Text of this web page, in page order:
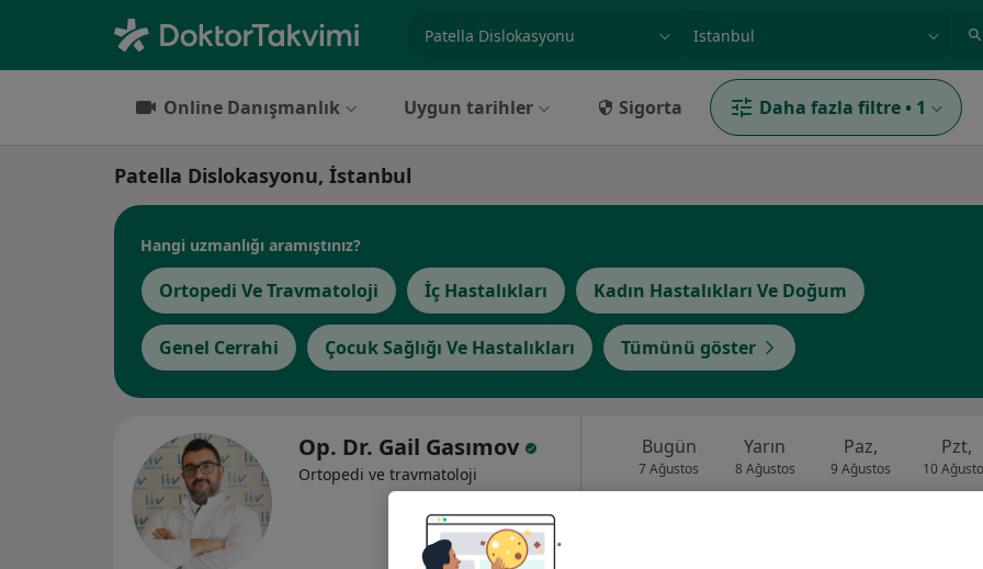
Online Danışmanlık Uygun tarihler Sigorta Daha fazla filtre • 1
Patella Dislokasyonu, İstanbul
Hangi uzmanlığı aramıştınız?
Ortopedi Ve Travmatoloji İç Hastalıkları Kadın Hastalıkları Ve Doğum
Genel Cerrahi Çocuk Sağlığı Ve Hastalıkları Tümünü göster
Op. Dr. Gail Gasımov
Ortopedi ve travmatoloji
Bugün
7 Ağustos
Yarın
8 Ağustos
Paz,
9 Ağustos
Pzt,
10